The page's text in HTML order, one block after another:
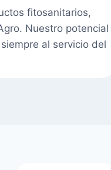
fitosanitarios,
Nuestro potencial
al servicio del